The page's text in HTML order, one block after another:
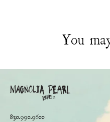
You
830.990.9600